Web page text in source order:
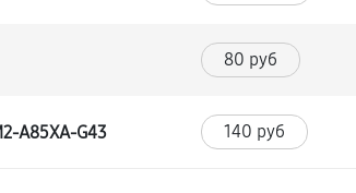
80 руб
A85XA-G43 140 руб